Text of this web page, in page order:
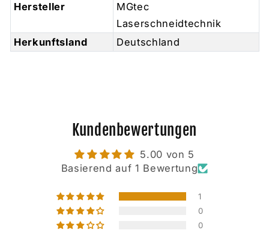
Hersteller
MGtec
Laserschneidtechnik
Herkunftsland
Deutschland
Kundenbewertungen
5.00 von 5
Basierend auf 1 Bewertung
1
0
0